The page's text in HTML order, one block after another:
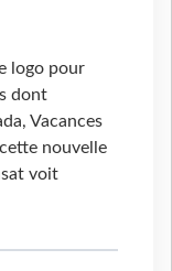
logo pour
dont
Vacances
nouvelle
voit